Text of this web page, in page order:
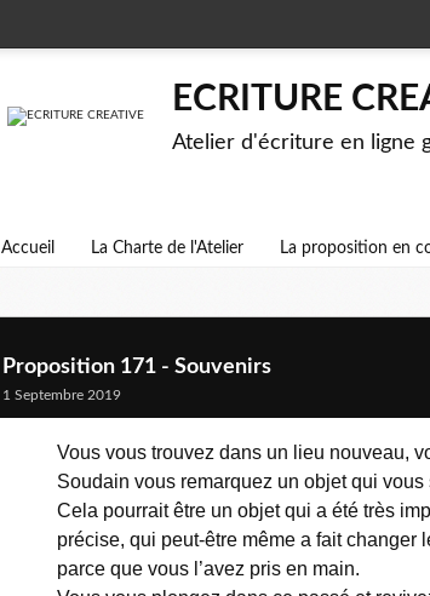
ECRITURE
Atelier d'écriture en ligne
Accueil La Charte de l'Atelier La proposition en
Proposition 171 - Souvenirs
1 Septembre 2019
Vous vous trouvez dans un lieu nouveau,
Soudain vous remarquez un objet qui
Cela pourrait être un objet qui a été très
précise, qui peut-être même a fait changer
parce que vous l’avez pris en main.